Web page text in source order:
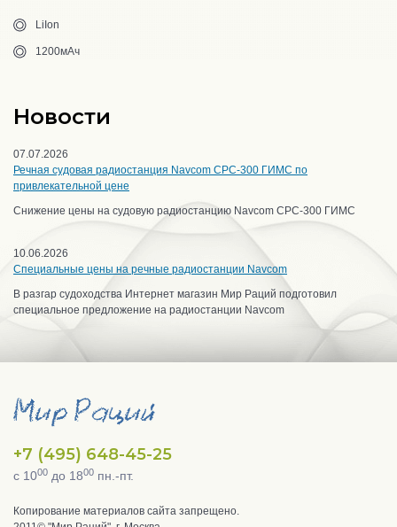
LiIon
1200мАч
Новости
07.07.2026
Речная судовая радиостанция Navcom CPC-300 ГИМС по
привлекательной цене
Снижение цены на судовую радиостанцию Navcom CPC-300 ГИМС
10.06.2026
Специальные цены на речные радиостанции Navcom
В разгар судоходства Интернет магазин Мир Раций подготовил
специальное предложение на радиостанции Navcom
+7 (495) 648-45-25
с 1000 до 1800 пн.-пт.
Копирование материалов сайта запрещено.